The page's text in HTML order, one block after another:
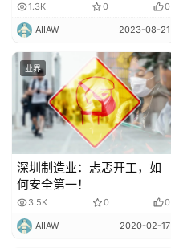
1.3K 0 0
AIIAW 2023-08-21
业界
深圳制造业：忐忑开工，如
何安全第一！
3.5K 0 0
AIIAW 2020-02-17